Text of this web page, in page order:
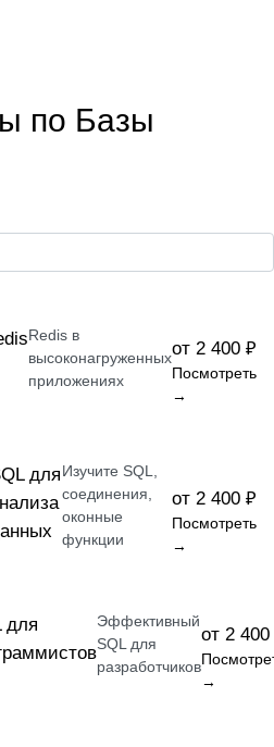
по Базы
Redis в
высоконагруженных
приложениях
от 2 400 ₽
Посмотреть
→
дляИзучите SQL,
соединения,
оконные
функции
от 2 400 ₽
Посмотреть
→
для
Эффективный
SQL для
разработчиков
от 2
→